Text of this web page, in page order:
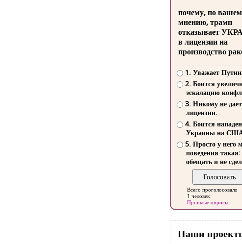
почему, по
мнению, трамп
отказывает
в лицензии на
производство
1. Уважает
2. Боится
эскалацию
3. Никому не
лицензии.
4. Боится
Украины на
5. Просто у него
поведения такая:
обещать и не
Всего проголосовало
1 человек
Прошлые опросы
Наши